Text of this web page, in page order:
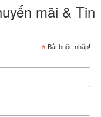
mãi & Tin
* Bắt buộc nhập!